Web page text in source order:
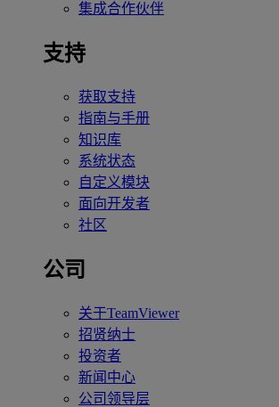
集成合作伙伴
支持
获取支持
指南与手册
知识库
系统状态
自定义模块
面向开发者
社区
公司
关于TeamViewer
招贤纳士
投资者
新闻中心
公司领导层